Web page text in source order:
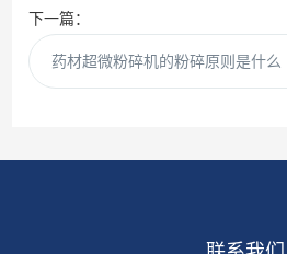
下一篇：
药材超微粉碎机的粉碎原则是什么